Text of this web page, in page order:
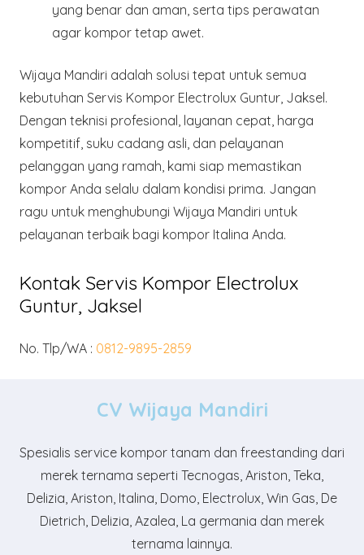
yang benar dan aman, serta tips perawatan
agar kompor tetap awet.
Wijaya Mandiri adalah solusi tepat untuk semua
kebutuhan Servis Kompor Electrolux Guntur, Jaksel.
Dengan teknisi profesional, layanan cepat, harga
kompetitif, suku cadang asli, dan pelayanan
pelanggan yang ramah, kami siap memastikan
kompor Anda selalu dalam kondisi prima. Jangan
ragu untuk menghubungi Wijaya Mandiri untuk
pelayanan terbaik bagi kompor Italina Anda.
Kontak Servis Kompor Electrolux
Guntur, Jaksel
No. Tlp/WA : 0812-9895-2859
CV Wijaya Mandiri
Spesialis service kompor tanam dan freestanding dari
merek ternama seperti Tecnogas, Ariston, Teka,
Delizia, Ariston, Italina, Domo, Electrolux, Win Gas, De
Dietrich, Delizia, Azalea, La germania dan merek
ternama lainnya.